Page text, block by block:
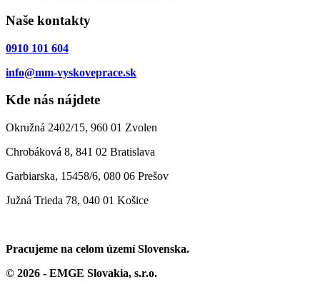
Naše kontakty
0910 101 604
info@mm-vyskoveprace.sk
Kde nás nájdete
Okružná 2402/15, 960 01 Zvolen
Chrobáková 8, 841 02 Bratislava
Garbiarska, 15458/6, 080 06 Prešov
Južná Trieda 78, 040 01 Košice
Pracujeme na celom území Slovenska.
© 2026 - EMGE Slovakia, s.r.o.